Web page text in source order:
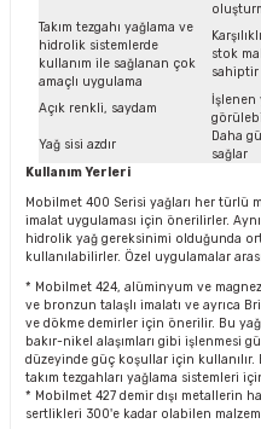
Takım tezgahı yağlama ve
hidrolik sistemlerde
kullanım ile sağlanan çok
amaçlı uygulama
stok
sahiptir
Açık renkli, saydam
İşlenen
Yağ sisi azdır
Daha
sağlar
Kullanım Yerleri
Mobilmet 400 Serisi yağları her türlü
imalat uygulaması için önerilirler.
hidrolik yağ gereksinimi olduğunda
kullanılabilirler. Özel uygulamalar
* Mobilmet 424, alüminyum ve
ve bronzun talaşlı imalatı ve ayrıca
ve dökme demirler için önerilir. Bu
bakır-nikel alaşımları gibi işlenmesi
düzeyinde güç koşullar için kullanılır.
takım tezgahları yağlama sistemleri
* Mobilmet 427 demir dışı metallerin
sertlikleri 300'e kadar olabilen